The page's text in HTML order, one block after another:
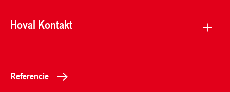
Hoval Kontakt
Referencie